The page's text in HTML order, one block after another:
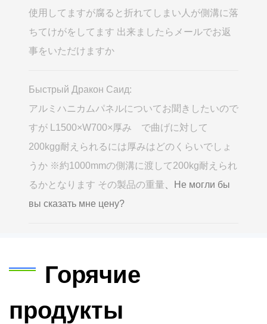
使用してますが腐ると折れてしまい人が側溝に落
ちてけがをしてます 出来ましたらメールでお返
事をいただけますか
Быстрый Дракон Саид:
アルミハニカムパネルについてお聞きしたいので
すが L1500×W700×厚み で曲げに対して
200kgg耐えられるには厚みはどのくらいでしょ
うか ※約1000mmの側溝に渡して200kg耐えられ
るかとなります その製品の重量 、Не могли бы
вы сказать мне цену?
Горячие
продукты